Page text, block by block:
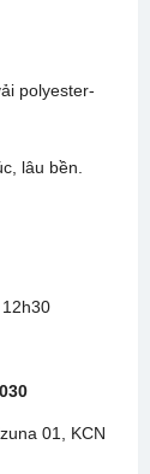
polyester-
lâu bền.
01, KCN